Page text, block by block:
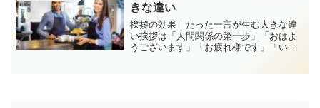
きな違い
挨拶の効果｜たった一言が生む大きな違
い挨拶は「人間関係の第一歩」「おはよ
うございます」「お疲れ様です」「いら